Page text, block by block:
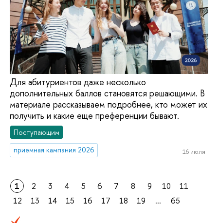
Для абитуриентов даже несколько
дополнительных баллов становятся решающими. В
материале рассказываем подробнее, кто может их
получить и какие еще преференции бывают.
Поступающим
приемная кампания 2026
16 июля
1 2 3 4 5 6 7 8 9 10
11
12
13 14 15 16 17 18 19 ... 65